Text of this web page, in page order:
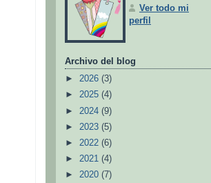
Ver todo mi
perfil
Archivo del blog
► 2026 (3)
► 2025 (4)
► 2024 (9)
► 2023 (5)
► 2022 (6)
► 2021 (4)
► 2020 (7)